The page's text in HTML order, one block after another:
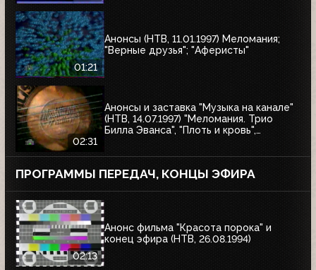
01:21
Анонсы (НТВ, 11.01.1997) Меломания;
"Верные друзья"; "Аферисты"
02:31
Анонсы и заставка "Музыка на канале"
(НТВ, 14.07.1997) "Меломания. Трио
Билла Эванса", "Плоть и кровь",
ПРОГРАММЫ ПЕРЕДАЧ, КОНЦЫ ЭФИРА
02:13
Анонс фильма "Красота порока" и
конец эфира (НТВ, 26.08.1994)